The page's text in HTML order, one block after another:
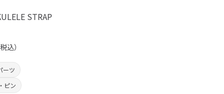
STRAP
込）
ーツ
ピン